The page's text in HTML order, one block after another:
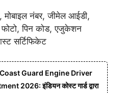
नंबर, जीमेल आईडी,
फोटो, पिन कोड, एजुकेशन
सर्टिफिकेट
Guard Engine Driver
2026: इंडियन कोस्ट गार्ड द्वारा